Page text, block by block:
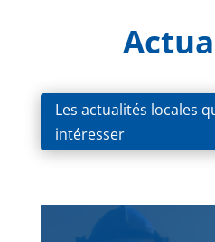
Les actualités locales
intéresser